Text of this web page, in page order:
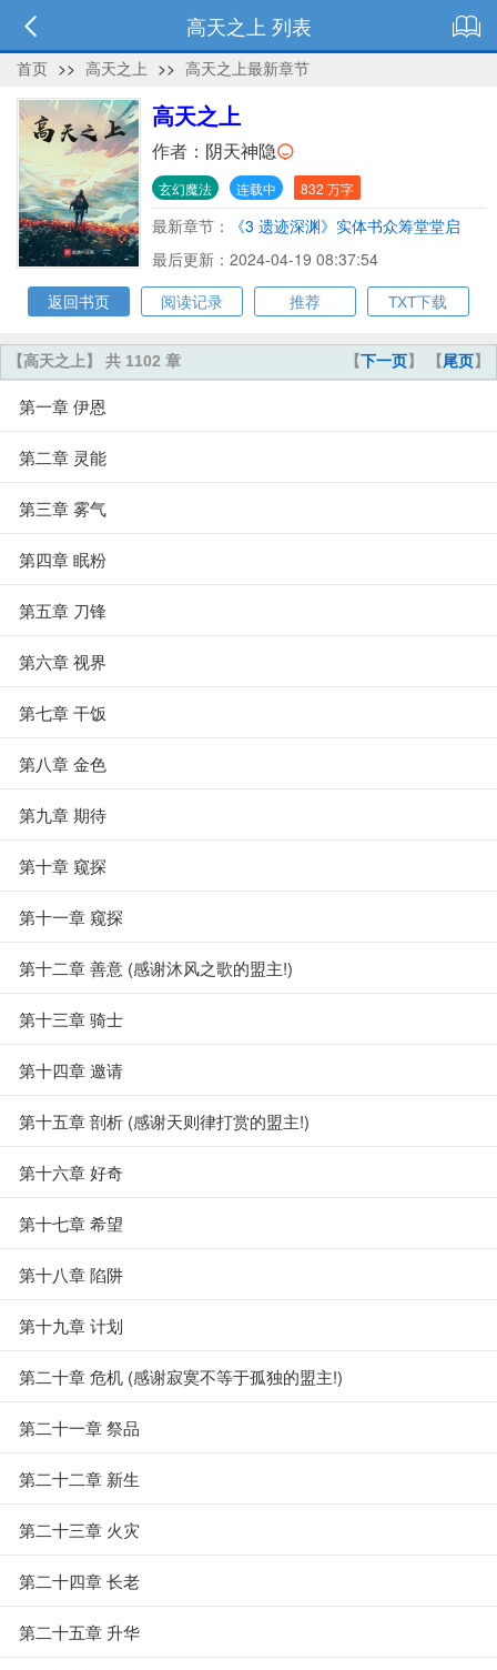
高天之上 列表
首页 >> 高天之上 >> 高天之上最新章节
高天之上
作者： 阴天神隐
玄幻魔法 连载中 832 万字
最新章节：
《3 遗迹深渊》实体书众筹堂堂启
动！
最后更新：2024-04-19 08:37:54
返回书页
阅读记录 推荐 TXT下载
【下一页】 【尾页】
【高天之上】 共 1102 章
第一章 伊恩
第二章 灵能
第三章 雾气
第四章 眠粉
第五章 刀锋
第六章 视界
第七章 干饭
第八章 金色
第九章 期待
第十章 窥探
第十一章 窥探
第十二章 善意 (感谢沐风之歌的盟主!)
第十三章 骑士
第十四章 邀请
第十五章 剖析 (感谢天则律打赏的盟主!)
第十六章 好奇
第十七章 希望
第十八章 陷阱
第十九章 计划
第二十章 危机 (感谢寂寞不等于孤独的盟主!)
第二十一章 祭品
第二十二章 新生
第二十三章 火灾
第二十四章 长老
第二十五章 升华